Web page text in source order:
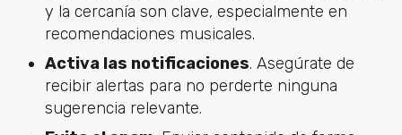
y la cercanía son clave, especialmente en
recomendaciones musicales.
Activa las notificaciones. Asegúrate de
recibir alertas para no perderte ninguna
sugerencia relevante.